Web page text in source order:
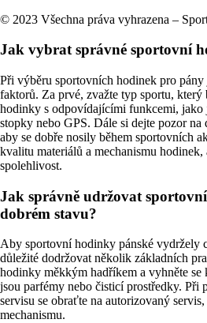
© 2023 Všechna práva vyhrazena –
Jak vybrat správné sportovní
Při výběru sportovních hodinek pro
faktorů. Za prvé, zvažte typ sportu, který
hodinky s odpovídajícími funkcemi, jako
stopky nebo GPS. Dále si dejte pozor
aby se dobře nosily během sportovních
kvalitu materiálů a mechanismu
spolehlivost.
Jak správně udržovat
dobrém stavu?
Aby sportovní hodinky pánské vydržely
důležité dodržovat několik základních
hodinky měkkým hadříkem a vyhněte
jsou parfémy nebo čisticí prostředky. Při
servisu se obraťte na autorizovaný
mechanismu.